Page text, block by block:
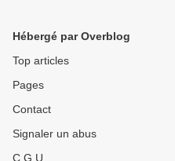
Hébergé par Overblog
Top articles
Pages
Contact
Signaler un abus
C.G.U.